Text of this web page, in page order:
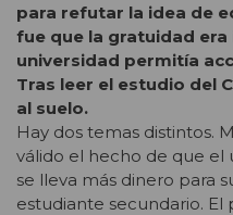
para refutar la idea de
fue que la gratuidad
universidad permitía
Tras leer el estudio del
al suelo.
Hay dos temas distintos.
válido el hecho de que el
se lleva más dinero para
estudiante secundario.